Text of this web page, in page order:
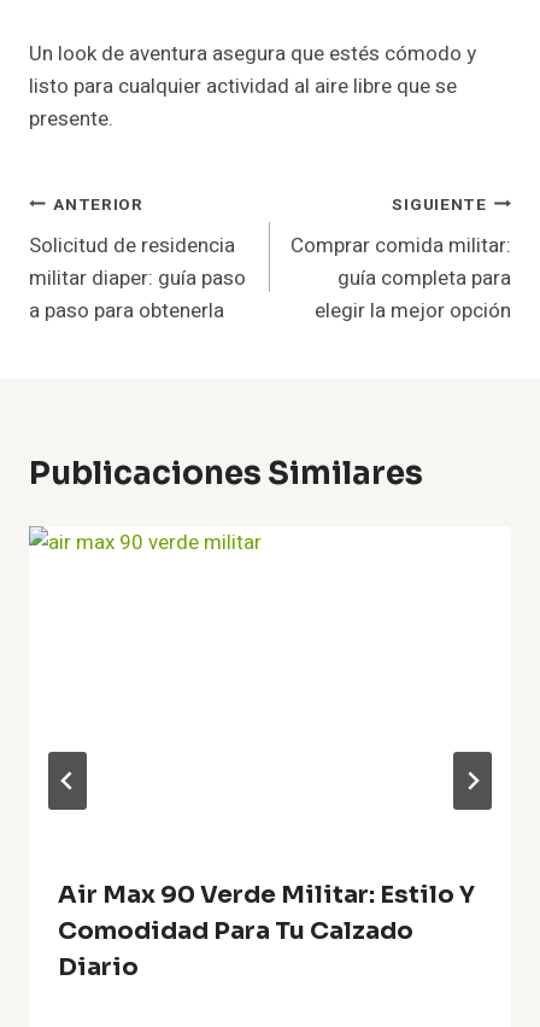
Un look de aventura asegura que estés cómodo y
listo para cualquier actividad al aire libre que se
presente.
Navegación
De
Entradas
ANTERIOR
Solicitud de residencia
militar diaper: guía paso
a paso para obtenerla
SIGUIENTE
Comprar comida militar:
guía completa para
elegir la mejor opción
Publicaciones Similares
Air Max 90 Verde Militar: Estilo Y
Comodidad Para Tu Calzado
Diario